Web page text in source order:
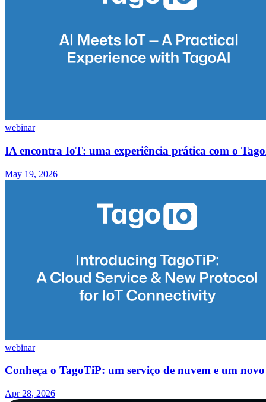
webinar
IA encontra IoT: uma experiência prática com o
May 19, 2026
webinar
Conheça o TagoTiP: um serviço de nuvem e um
Apr 28, 2026